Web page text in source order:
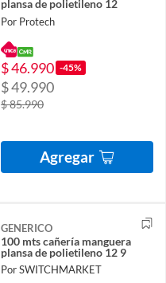
plansa de polietileno 12
Por Protech
$ 46.990 -45%
$ 49.990
$ 85.990
Agregar
GENERICO
100 mts cañería manguera
plansa de polietileno 12 9
Por SWITCHMARKET